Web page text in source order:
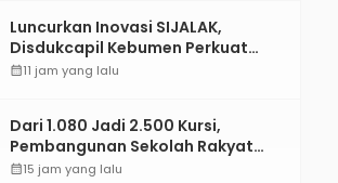
Luncurkan Inovasi SIJALAK,
Disdukcapil Kebumen Perkuat
Jejaring Literasi Adminduk hingga
calendar_month11 jam yang lalu
Dari 1.080 Jadi 2.500 Kursi,
Pembangunan Sekolah Rakyat
Kebumen Ditargetkan Mulai
calendar_month15 jam yang lalu